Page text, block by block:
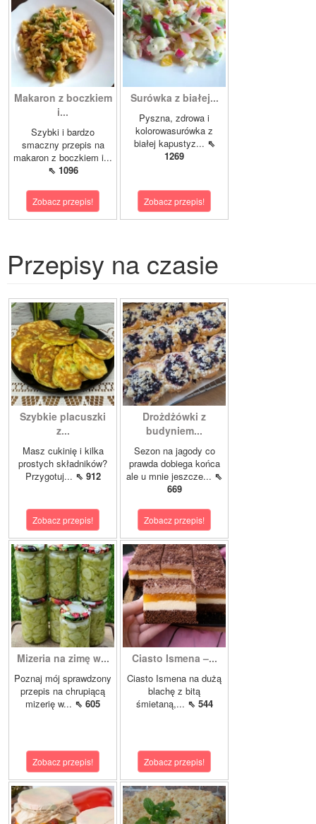
Makaron z boczkiem
i...
Szybki i bardzo
smaczny przepis na
makaron z boczkiem i...
⇖ 1096
Zobacz przepis!
Surówka z białej...
Pyszna, zdrowa i
kolorowasurówka z
białej kapustyz... ⇖
1269
Zobacz przepis!
Przepisy na czasie
Szybkie placuszki
z...
Masz cukinię i kilka
prostych składników?
Przygotuj... ⇖ 912
Zobacz przepis!
Drożdżówki z
budyniem...
Sezon na jagody co
prawda dobiega końca
ale u mnie jeszcze... ⇖
669
Zobacz przepis!
Mizeria na zimę w...
Poznaj mój sprawdzony
przepis na chrupiącą
mizerię w... ⇖ 605
Zobacz przepis!
Ciasto Ismena –...
Ciasto Ismena na dużą
blachę z bitą
śmietaną,... ⇖ 544
Zobacz przepis!